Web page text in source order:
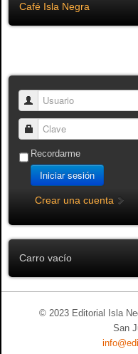
Café Isla Negra
Usuario
Clave
Recordarme
Iniciar sesión
Crear una cuenta
Carro vacío
© 2023 Editorial Isla
San